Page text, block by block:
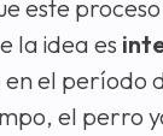
este
la idea es
en el período
el perro